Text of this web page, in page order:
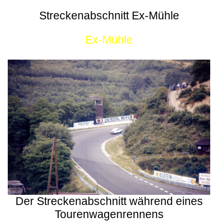
Streckenabschnitt Ex-Mühle
Ex-Mühle
Der Streckenabschnitt während eines
Tourenwagenrennens